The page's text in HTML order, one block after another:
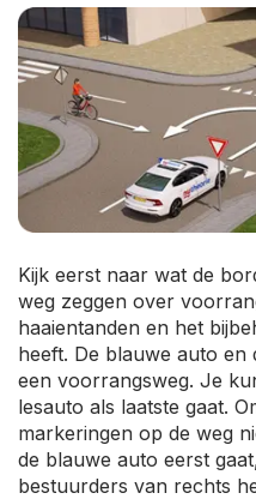
Kijk eerst naar wat de
weg zeggen over
haaientanden en het
heeft. De blauwe auto
een voorrangsweg. Je
lesauto als laatste gaat.
markeringen op de weg
de blauwe auto eerst
bestuurders van rechts